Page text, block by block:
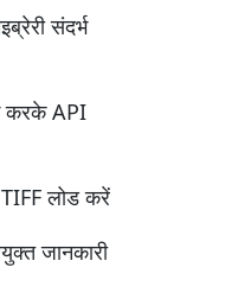
संदर्भ
करके API
लोड करें
जानकारी